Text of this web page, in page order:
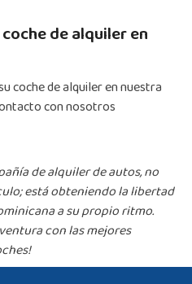
de alquiler en
coche de alquiler en nuestra
con nosotros
de alquiler de autos, no
está obteniendo la libertad
a su propio ritmo.
con las mejores